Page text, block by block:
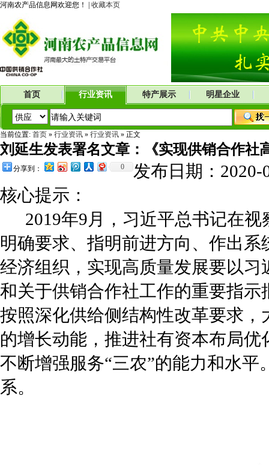
河南农产品信息网欢迎您！ | 收藏本页
首页 行业资讯 特产展示 明星企业
当前位置: 首页 » 行业资讯 » 行业资讯 » 正文
刘延生发表署名文章：《实现供销合作社
分享到： 0
发布日期：
核心提示：
2019年9月，习近平总书记在视
明确要求、指明前进方向、作出
经济组织，实现高质量发展要以
和关于供销合作社工作的重要指
按照深化供给侧结构性改革要求
的增长动能，推进社有资本布局
不断增强服务“三农”的能力和水
系。